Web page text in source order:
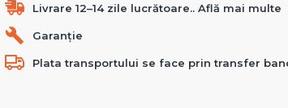
Livrare 12–14 zile lucrătoare.. Află mai multe
Garanție
Plata transportului se face prin transfer